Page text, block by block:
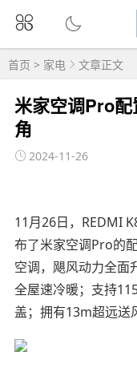
首页 > 家电 文章正文
米家空调Pro
角
2024-11-26
11月26日，REDMI
布了米家空调Pro的
空调，飓风动力全
全屋速冷暖；支持
盖；拥有13m超远送